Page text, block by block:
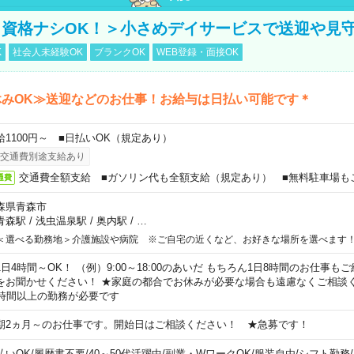
格ナシOK！＞小さめデイサービスで送迎や見
社会人未経験OK ブランクOK WEB登録・面接OK
OK≫送迎などのお仕事！お給与は日払い可能です＊
1100円～ ■日払いOK（規定あり）
交通費別途支給あり
費 交通費全額支給 ■ガソリン代も全額支給（規定あり） ■無料駐車場も
県青森市
森駅 / 浅虫温泉駅 / 奥内駅 /
選べる勤務地＞介護施設や病院 ※ご自宅の近くなど、お好きな場所を選べます
4時間～OK！ （例）9:00～18:00のあいだ もちろん1日8時間のお仕事もご
お聞かせください！ ★家庭の都合でお休みが必要な場合も遠慮なくご相
間以上の勤務が必要です
2ヵ月～のお仕事です。開始日はご相談ください！ ★急募です！